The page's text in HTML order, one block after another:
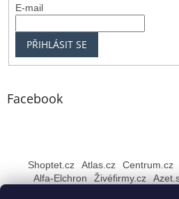
E-mail
PŘIHLÁSIT SE
Facebook
Shoptet.cz Atlas.cz Centrum.cz
Alfa-Elchron
Živéfirmy.cz